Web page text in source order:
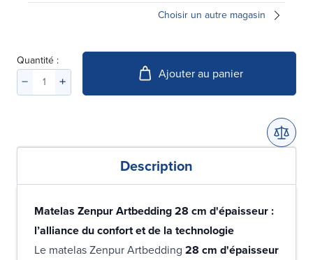
Choisir un autre magasin
Quantité :
Ajouter au panier
Description
Matelas Zenpur Artbedding 28 cm d'épaisseur :
l’alliance du confort et de la technologie
Le matelas Zenpur Artbedding 28 cm d'épaisseur